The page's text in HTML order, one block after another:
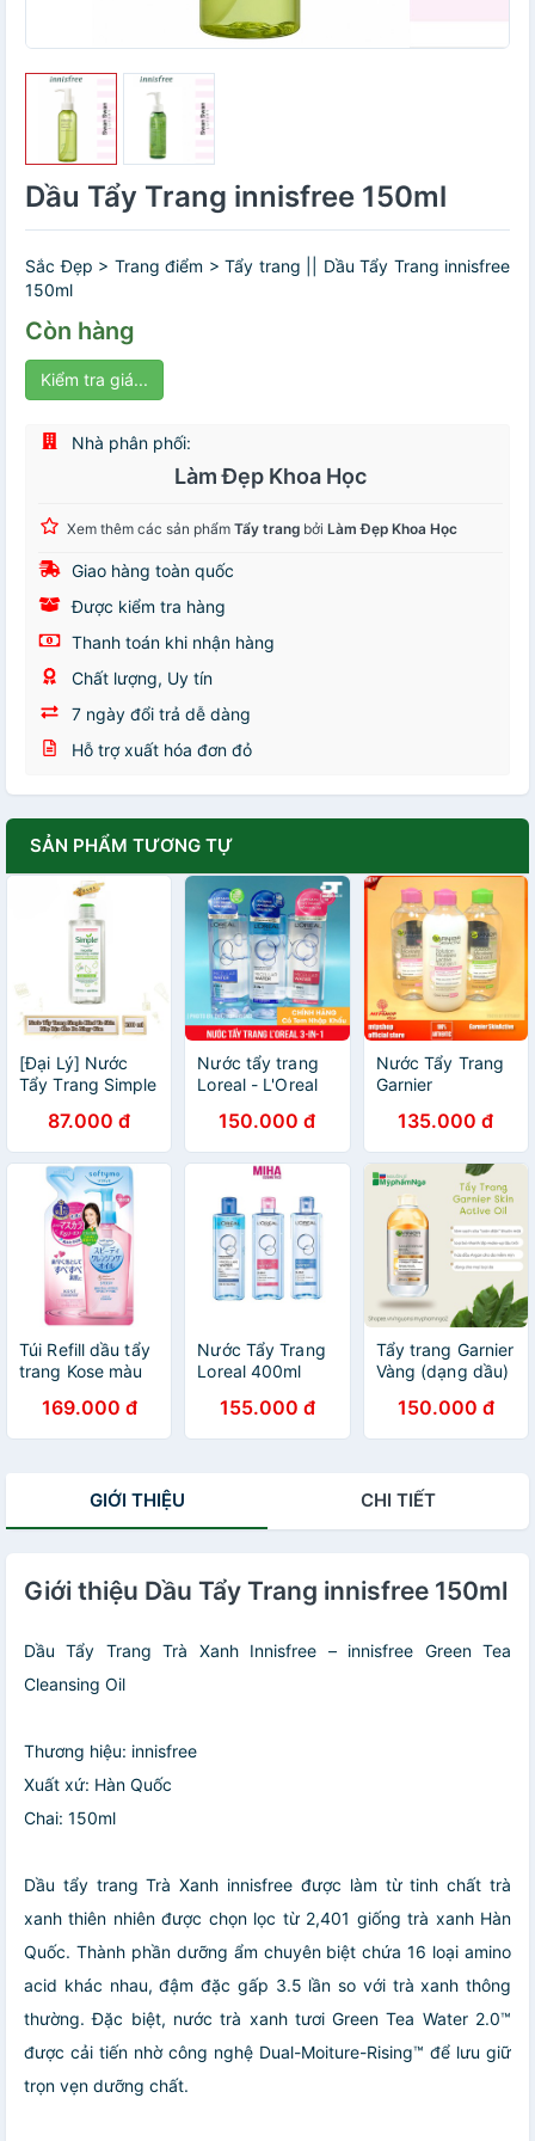
Dầu Tẩy Trang innisfree 150ml
Sắc Đẹp > Trang điểm > Tẩy trang || Dầu Tẩy Trang innisfree
150ml
Còn hàng
Kiểm tra giá...
Nhà phân phối:
Làm Đẹp Khoa Học
Xem thêm các sản phẩm Tẩy trang bởi Làm Đẹp Khoa Học
Giao hàng toàn quốc
Được kiểm tra hàng
Thanh toán khi nhận hàng
Chất lượng, Uy tín
7 ngày đổi trả dễ dàng
Hỗ trợ xuất hóa đơn đỏ
SẢN PHẨM TƯƠNG TỰ
[Đại Lý] Nước
Tẩy Trang Simple
Dịu Cho Da Nhạy
Cảm 200ml - Có
Giấy Chứng
Nhận Bộ Y Tế
87.000 đ
Nước tẩy trang
Loreal - L'Oreal
Micellar Water -
400ml
150.000 đ
Nước Tẩy Trang
Garnier
Pháp
135.000 đ
Túi Refill dầu tẩy
trang Kose màu
Speedy
Cleansing Oil (bill
169.000 đ
Nước Tẩy Trang
Loreal 400ml
155.000 đ
Tẩy trang Garnier
Vàng (dạng dầu)
150.000 đ
GIỚI THIỆU CHI TIẾT
Giới thiệu Dầu Tẩy Trang innisfree 150ml
Dầu Tẩy Trang Trà Xanh Innisfree – innisfree Green Tea
Cleansing Oil
Thương hiệu: innisfree
Xuất xứ: Hàn Quốc
Chai: 150ml
Dầu tẩy trang Trà Xanh innisfree được làm từ tinh chất trà
xanh thiên nhiên được chọn lọc từ 2,401 giống trà xanh Hàn
Quốc. Thành phần dưỡng ẩm chuyên biệt chứa 16 loại amino
acid khác nhau, đậm đặc gấp 3.5 lần so với trà xanh thông
thường. Đặc biệt, nước trà xanh tươi Green Tea Water 2.0™
được cải tiến nhờ công nghệ Dual-Moiture-Rising™ để lưu giữ
trọn vẹn dưỡng chất.